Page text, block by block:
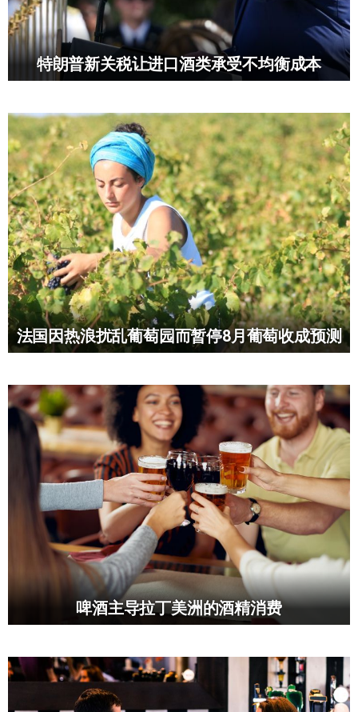
特朗普新关税让进口酒类承受不均衡成本
法国因热浪扰乱葡萄园而暂停8月葡萄收成预测
啤酒主导拉丁美洲的酒精消费